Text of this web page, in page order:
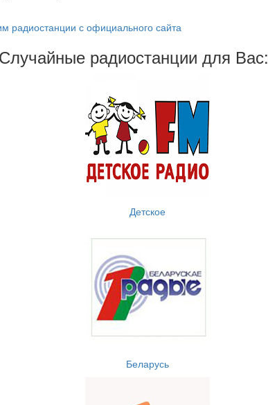
радиостанции с официального сайта
Случайные радиостанции для Вас:
Детское
Беларусь